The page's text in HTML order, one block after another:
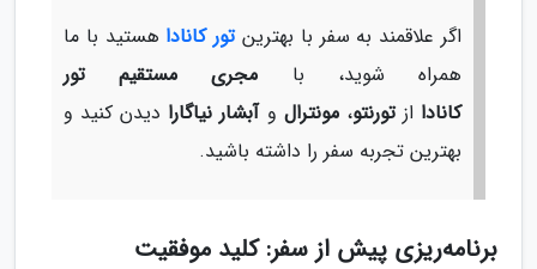
اگر علاقمند به سفر با بهترینتور کانادا هستید با ما
همراه شوید، با مجری مستقیم تور
کانادا ازتورنتو،مونترال وآبشار نیاگارا دیدن کنید و
بهترین تجربه سفر را داشته باشید.
برنامه‌ریزی پیش از سفر: کلید موفقیت